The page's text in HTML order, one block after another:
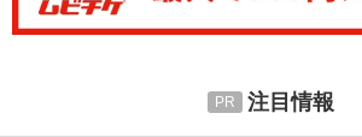
注目情報